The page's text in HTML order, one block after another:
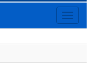
Toggle